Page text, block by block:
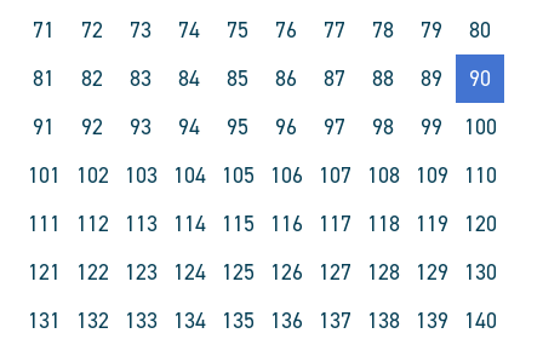
71
72 73 74 75 76 77 78 79
80
81
82 83 84 85 86 87 88 89
90
91
92 93 94 95 96 97 98 99
100
101
102 103 104 105 106 107 108 109
110
111
112 113 114 115 116 117 118 119
120
121
122 123 124 125 126 127 128 129
130
131
132 133 134 135 136 137 138 139
140